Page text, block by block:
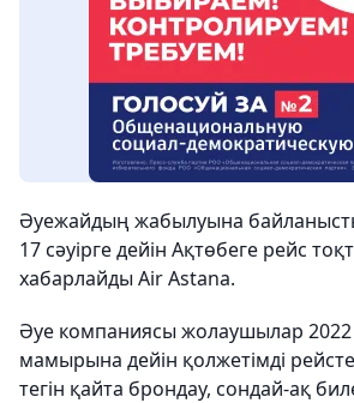
Әуежайдың жабылуына
17 сәуірге дейін Ақтөбеге рейс
хабарлайды Air Astana.
Әуе компаниясы жолаушылар
мамырына дейін қолжетімді
тегін қайта брондау, сондай-ақ